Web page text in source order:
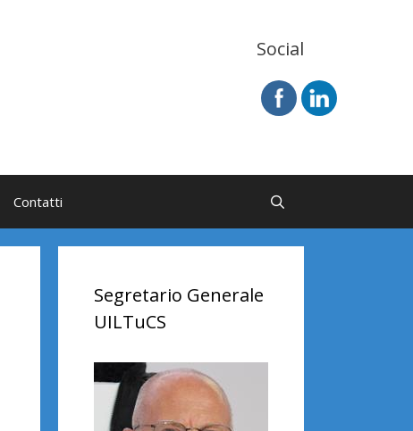
Social
Contatti
Segretario Generale
UILTuCS